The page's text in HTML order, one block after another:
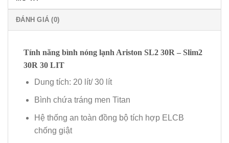
ĐÁNH GIÁ (0)
Tính năng bình nóng lạnh Ariston SL2 30R – Slim2
30R 30 LIT
Dung tích: 20 lít/ 30 lít
Bình chứa tráng men Titan
Hệ thống an toàn đồng bộ tích hợp ELCB
chống giật